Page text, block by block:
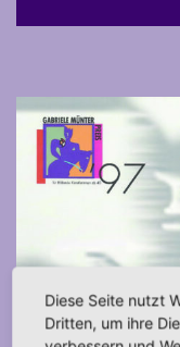
Diese Seite nutzt
Dritten, um ihre